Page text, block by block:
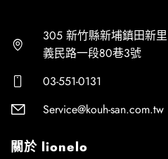
305 新竹縣新埔鎮田新里
義民路一段80巷3號
03-551-0131
Service@kouh-san.com.tw
關於 lionelo